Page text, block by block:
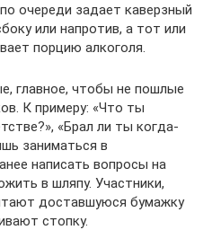
очереди задает каверзный
или напротив, а тот или
порцию алкоголя.
главное, чтобы не пошлые
К примеру: «Что ты
«Брал ли ты когда-
заниматься в
написать вопросы на
в шляпу. Участники,
доставшуюся бумажку
стопку.